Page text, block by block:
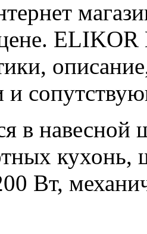
и
в
Вт,